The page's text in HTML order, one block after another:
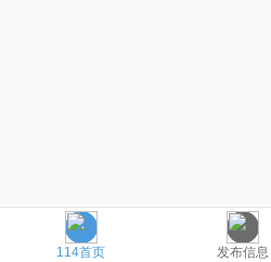
114首页 发布信息